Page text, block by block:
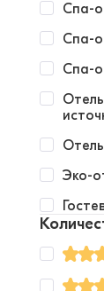
Спа-
Спа-
Спа-
Эко-